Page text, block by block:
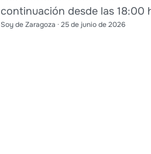
Zaragoza
continuación desde las 18:00
Soy de Zaragoza · 25 de junio de 2026